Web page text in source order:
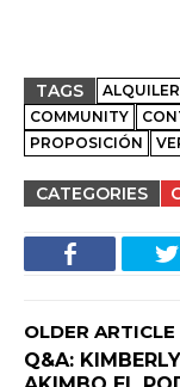
TAGS
COMMUNITY
PROPOSICIÓN
CATEGORIES
OLDER ARTICLE
Q&A: KIMBERLY